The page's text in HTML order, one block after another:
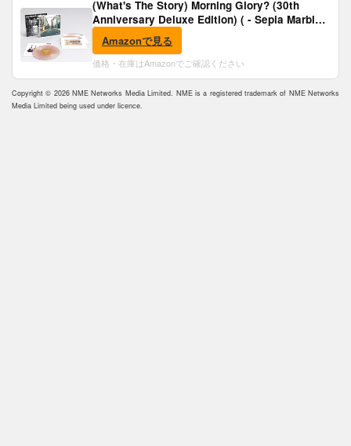
(What's The Story) Morning Glory? (30th
Anniversary Deluxe Edition) ( - Sepia Marble
Vinyl) [Analog]
Amazonで見る
価格・在庫はAmazonでご確認ください
Copyright © 2026 NME Networks Media Limited. NME is a registered trademark of NME Networks
Media Limited being used under licence.